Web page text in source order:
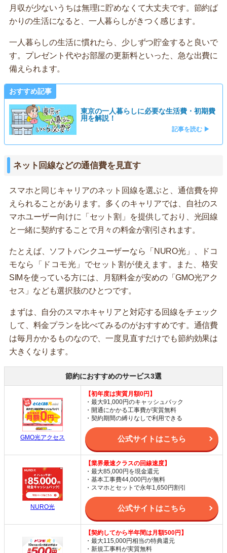
月収が少ないうちは無理に貯めなくて大丈夫です。節約ば
かりの生活になると、一人暮らしがきつく感じます。
一人暮らしの生活に慣れたら、少しずつ貯金すると良いで
す。プレゼント代やお部屋の更新料といった、急な出費に
備えられます。
おすすめ記事
東京の一人暮らしに必要な生活費・初期費
用を解説！
記事を読む ▶
ネット回線などの通信費を見直す
スマホと同じキャリアのネット回線を選ぶと、通信費を抑
えられることがあります。多くのキャリアでは、自社のス
マホユーザー向けに「セット割」を提供しており、光回線
と一緒に契約することで月々の料金が割引されます。
たとえば、ソフトバンクユーザーなら「NURO光」、ドコ
モなら「ドコモ光」でセット割が使えます。また、格安
SIMを使っている方には、月額料金が安めの「GMO光アク
セス」なども選択肢のひとつです。
まずは、自分のスマホキャリアと対応する回線をチェック
して、料金プランを比べてみるのがおすすめです。通信費
は毎月かかるものなので、一度見直すだけでも節約効果は
大きくなります。
節約におすすめのサービス3選
GMO光アクセス
【初年度は実質月額0円】
・最大91,000円のキャッシュバック
・開通にかかる工事費が実質無料
・契約期間の縛りなしで利用できる
公式サイトはこちら
NURO光
【業界最速クラスの回線速度】
・最大85,000円を現金還元
・基本工事費44,000円が無料
・スマホとセットで永年1,650円割引
公式サイトはこちら
【契約してから半年間は月額500円】
・最大115,000円相当の特典還元
・新規工事料が実質無料